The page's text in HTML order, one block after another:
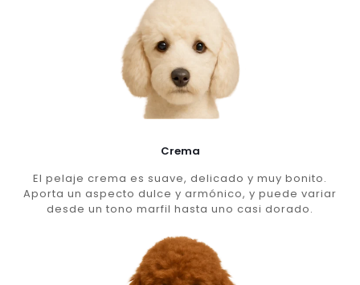
Crema
El pelaje crema es suave, delicado y muy bonito.
Aporta un aspecto dulce y armónico, y puede variar
desde un tono marfil hasta uno casi dorado.